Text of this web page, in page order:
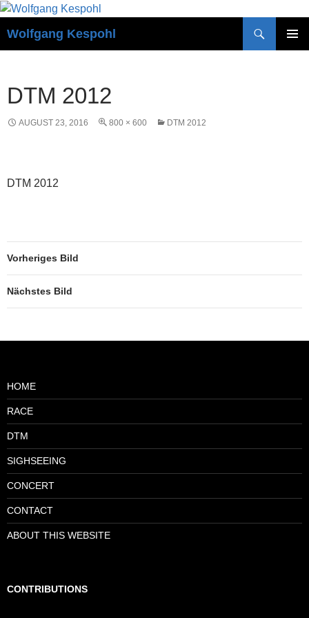
Zum
springen
Wolfgang Kespohl
DTM 2012
AUGUST 23, 2016 800 × 600 DTM 2012
DTM 2012
Vorheriges Bild
Nächstes Bild
HOME
RACE
DTM
SIGHSEEING
CONCERT
CONTACT
ABOUT THIS WEBSITE
CONTRIBUTIONS